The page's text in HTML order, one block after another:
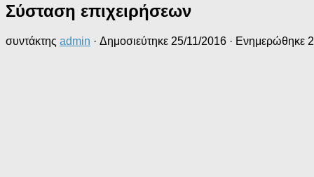
Σύσταση επιχειρήσεων
συντάκτης admin · Δημοσιεύτηκε 25/11/2016 · Ενημερώθηκε